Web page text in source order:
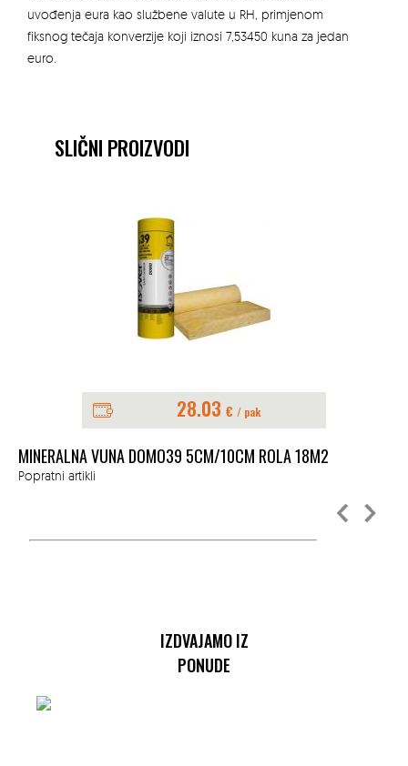
uvođenja eura kao službene valute u RH, primjenom
fiksnog tečaja konverzije koji iznosi 7,53450 kuna za jedan
euro.
SLIČNI PROIZVODI
28.03 € / pak
MINERALNA VUNA DOMO39 5CM/10CM ROLA 18M2
Popratni artikli
IZDVAJAMO IZ
PONUDE